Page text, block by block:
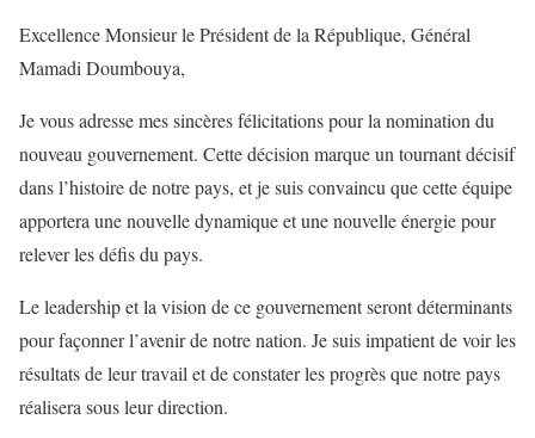
Excellence Monsieur le Président de la République, Général
Mamadi Doumbouya,
Je vous adresse mes sincères félicitations pour la nomination du
nouveau gouvernement. Cette décision marque un tournant décisif
dans l’histoire de notre pays, et je suis convaincu que cette équipe
apportera une nouvelle dynamique et une nouvelle énergie pour
relever les défis du pays.
Le leadership et la vision de ce gouvernement seront déterminants
pour façonner l’avenir de notre nation. Je suis impatient de voir les
résultats de leur travail et de constater les progrès que notre pays
réalisera sous leur direction.